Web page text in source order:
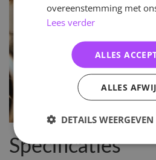
Specificaties
overeenstemming met
Lees verder
ALLES
ALLES
DETAILS WEERGEVEN